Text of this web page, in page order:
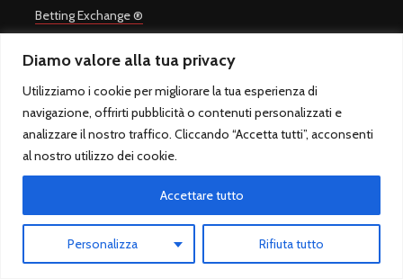
Diamo valore alla tua privacy
Utilizziamo i cookie per migliorare la tua esperienza di
navigazione, offrirti pubblicità o contenuti personalizzati e
analizzare il nostro traffico. Cliccando “Accetta tutti”, acconsenti
al nostro utilizzo dei cookie.
Personalizza Rifiuta tutto
Accettare tutto
Betting Exchange ®
Copyright © 2008-2026.Quote Scommesse Calcio
Un progetto diGiulio Giorgetti. Quote Scommesse Calcio ® è un
marchio registrato.
competizioni sportive. Il gioco in Italia è regolamentato dall'Agenzia
Dogane e Monopoli ed è riservato ai maggiori di 18 anni.
QuoteScommesseCalcio.com - Sfera sas di Marcello Rossi - P.IVA